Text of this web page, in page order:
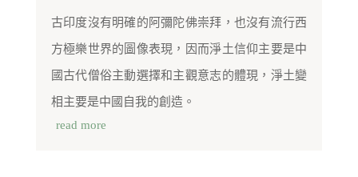
古印度沒有明確的阿彌陀佛崇拜，也沒有流行西
方極樂世界的圖像表現，因而淨土信仰主要是中
國古代僧俗主動選擇和主觀意志的體現，淨土變
相主要是中國自我的創造。
read more